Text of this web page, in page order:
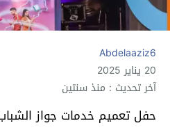
Abdelaaziz6
20 يناير 2025
آخر تحديث : منذ سنتين